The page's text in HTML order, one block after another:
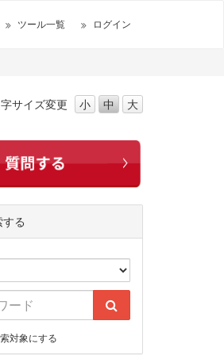
ツール一覧 ログイン
サイズ変更 小 中 大
る
対象にする